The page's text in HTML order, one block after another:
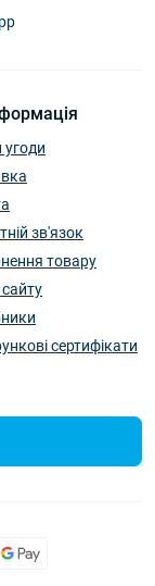
зв'язок
товару
сертифікати